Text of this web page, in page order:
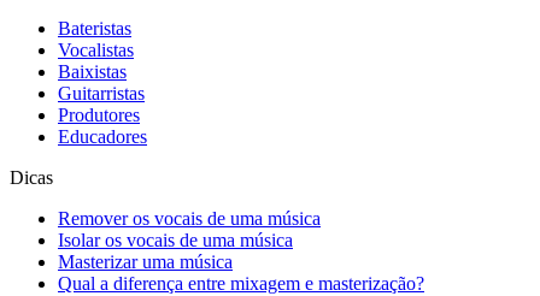
Bateristas
Vocalistas
Baixistas
Guitarristas
Produtores
Educadores
Dicas
Remover os vocais de uma música
Isolar os vocais de uma música
Masterizar uma música
Qual a diferença entre mixagem e masterização?